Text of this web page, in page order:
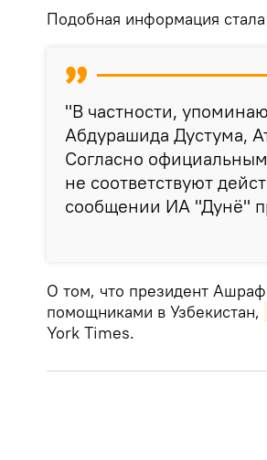
Подобная информация
"В частности,
Абдурашида Дустума,
Согласно
не соответствуют
сообщении ИА "Дунё"
О том, что президент
помощниками в Узбекистан,
York Times.